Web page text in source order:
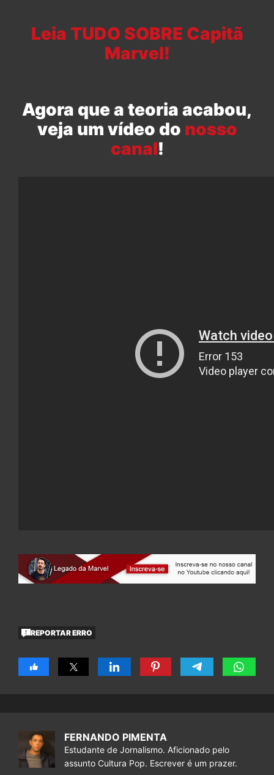
Leia TUDO SOBRE Capitã
Marvel!
Agora que a teoria acabou,
veja um vídeo do nosso
canal!
REPORTAR ERRO
FERNANDO PIMENTA
Estudante de Jornalismo. Aficionado pelo
assunto Cultura Pop. Escrever é um prazer.